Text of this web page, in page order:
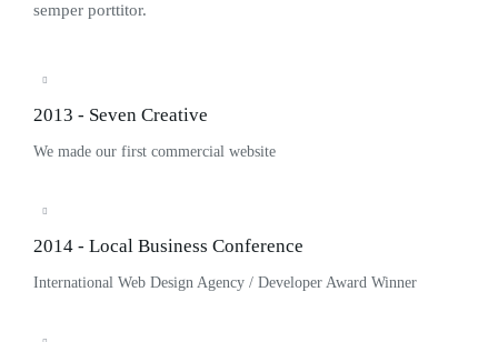
semper porttitor.
2013 - Seven Creative
We made our first commercial website
2014 - Local Business Conference
International Web Design Agency / Developer Award Winner